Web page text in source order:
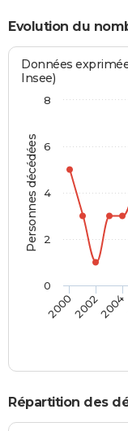
Evolution du
Personnes décédées
Données
Insee)
200020022004
0
2
4
6
8
Répartition des